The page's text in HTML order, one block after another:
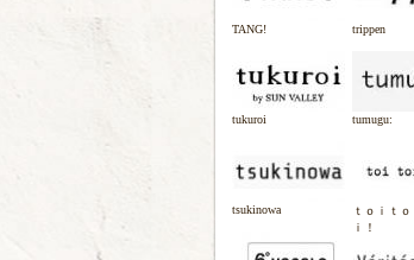
TANG! trippen
tukuroi tumugu:
tsukinowa
ｔｏｉｔｏ
ｉ！